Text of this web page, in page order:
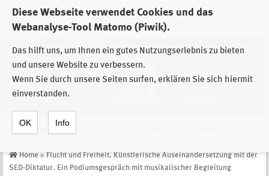
Diese Webseite verwendet Cookies und das
Webanalyse-Tool Matomo (Piwik).
Das hilft uns, um Ihnen ein gutes Nutzungserlebnis zu bieten
und unsere Website zu verbessern.
Wenn Sie durch unsere Seiten surfen, erklären Sie sich hiermit
einverstanden.
OK Info
Zur Auswahl der Einrichtungen der
Stiftung Sächsische Gedenkstätten
Home » Flucht und Freiheit. Künstlerische Auseinandersetzung mit der
SED-Diktatur. Ein Podiumsgespräch mit musikalischer Begleitung